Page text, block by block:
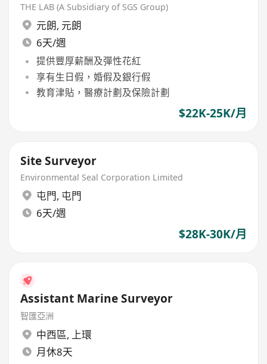
THE LAB (A Subsidiary of SGS Group)
元朗, 元朗
6天/週
提供豐厚薪酬及彈性花紅
享有生日假，婚假及銀行假
教育津貼，醫療計劃及保險計劃
$22K-25K/月
Site Surveyor
Environmental Seal Corporation Limited
屯門, 屯門
6天/週
$28K-30K/月
Assistant Marine Surveyor
智匯亞洲
中西區, 上環
月休8天